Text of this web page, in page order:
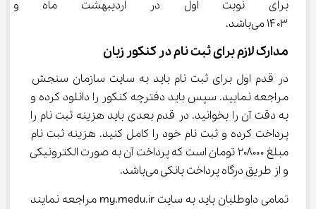
برای نوبت اول در اردیبهشت ماه
۱۴۰۳ می‌باشد.
مدارک لازم برای ثبت نام در کنکور زبان
در قدم اول برای ثبت نام باید به سایت سازمان سنجش
مراجعه نمایید. سپس باید دفترچه کنکور را دانلود کرده و
به دقت آن را بخوانید. در قدم بعدی باید هزینه ثبت نام را
پرداخت کرده و ثبت نام خود را کامل کنید. هزینه ثبت نام
مبلغ ۲۰۸۰۰۰ تومان است که پرداخت آن به صورت الکترونیکی
و از طریق درگاه پرداخت بانکی می‌باشد.
تمامی داوطلبان باید به سایت my.medu.ir مراجعه نمایند